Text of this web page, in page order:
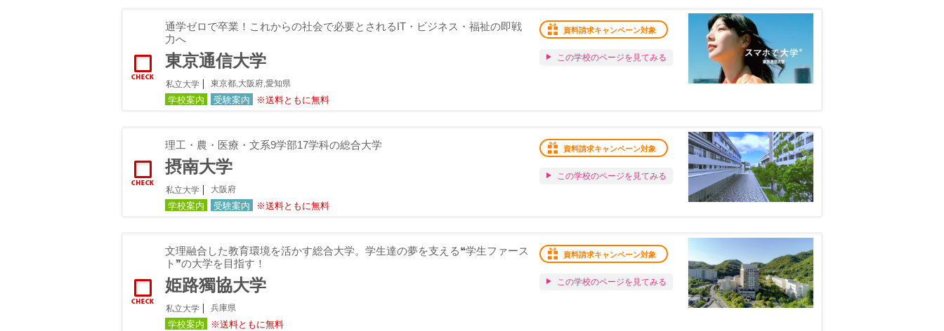
通学ゼロで卒業！これからの社会で必要とされるIT・ビジネス・福祉の即戦
力へ
東京通信大学
私立大学 東京都,大阪府,愛知県
学校案内 受験案内 ※送料ともに無料
資料請求キャンペーン対象
この学校のページを見てみる
理工・農・医療・文系9学部17学科の総合大学
摂南大学
私立大学 大阪府
学校案内 受験案内 ※送料ともに無料
資料請求キャンペーン対象
この学校のページを見てみる
文理融合した教育環境を活かす総合大学。学生達の夢を支える❝学生ファース
ト❞の大学を目指す！
姫路獨協大学
私立大学 兵庫県
学校案内 ※送料ともに無料
資料請求キャンペーン対象
この学校のページを見てみる